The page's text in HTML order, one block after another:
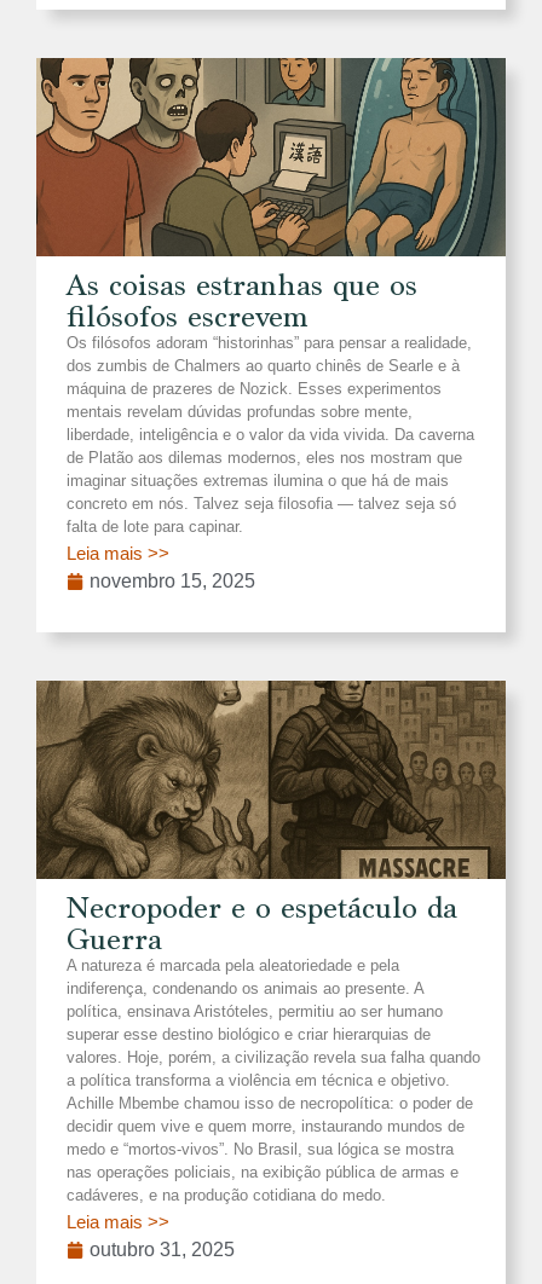
As coisas estranhas que os
filósofos escrevem
Os filósofos adoram “historinhas” para pensar a realidade,
dos zumbis de Chalmers ao quarto chinês de Searle e à
máquina de prazeres de Nozick. Esses experimentos
mentais revelam dúvidas profundas sobre mente,
liberdade, inteligência e o valor da vida vivida. Da caverna
de Platão aos dilemas modernos, eles nos mostram que
imaginar situações extremas ilumina o que há de mais
concreto em nós. Talvez seja filosofia — talvez seja só
falta de lote para capinar.
Leia mais >>
novembro 15, 2025
Necropoder e o espetáculo da
Guerra
A natureza é marcada pela aleatoriedade e pela
indiferença, condenando os animais ao presente. A
política, ensinava Aristóteles, permitiu ao ser humano
superar esse destino biológico e criar hierarquias de
valores. Hoje, porém, a civilização revela sua falha quando
a política transforma a violência em técnica e objetivo.
Achille Mbembe chamou isso de necropolítica: o poder de
decidir quem vive e quem morre, instaurando mundos de
medo e “mortos-vivos”. No Brasil, sua lógica se mostra
nas operações policiais, na exibição pública de armas e
cadáveres, e na produção cotidiana do medo.
Leia mais >>
outubro 31, 2025